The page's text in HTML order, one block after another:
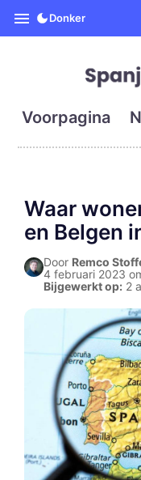
Donker
Voorpagina
Waar
en Belgen
Door Remco
4 februari 2023
Bijgewerkt op: 2